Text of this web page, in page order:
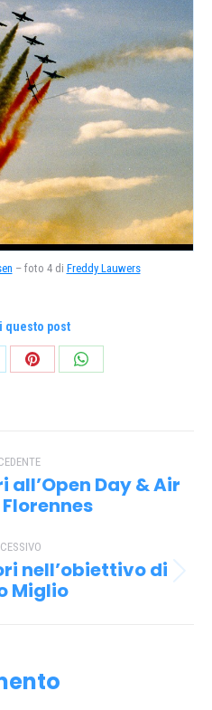
– foto 4 di Freddy Lauwers
questo post
CondividiCondividi
Post
precedente:
all’Open Day & Air
Prossimo
post:
nell’obiettivo di
Miglio